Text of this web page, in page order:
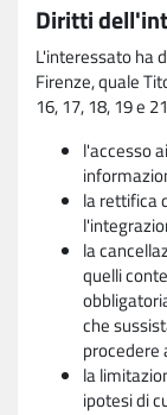
Diritti
L'interessato ha
Firenze, quale
16, 17, 18, 19 e
l'accesso
la rettifica
la
quelli
che
la
ipotesi di